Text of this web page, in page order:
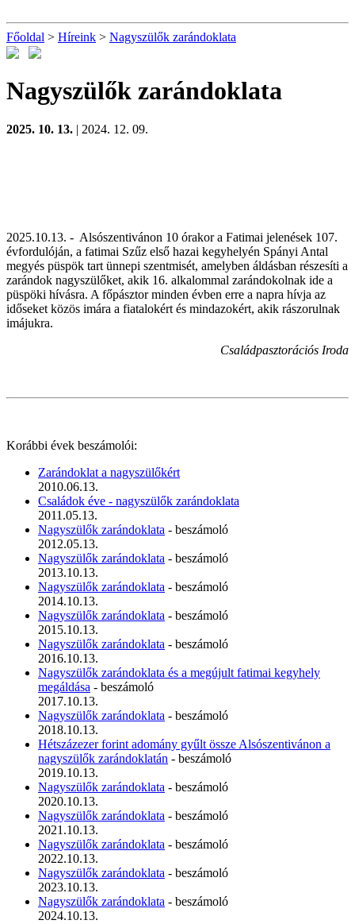
Főoldal > Híreink > Nagyszülők zarándoklata
Nagyszülők zarándoklata
2025. 10. 13. | 2024. 12. 09.
2025.10.13. - Alsószentivánon 10 órakor a Fatimai jelenések 107.
évfordulóján, a fatimai Szűz első hazai kegyhelyén Spányi Antal
megyés püspök tart ünnepi szentmisét, amelyben áldásban részesíti a
zarándok nagyszülőket, akik 16. alkalommal zarándokolnak ide a
püspöki hívásra. A főpásztor minden évben erre a napra hívja az
időseket közös imára a fiatalokért és mindazokért, akik rászorulnak
imájukra.
Családpasztorációs Iroda
Korábbi évek beszámolói:
Zarándoklat a nagyszülőkért
2010.06.13.
Családok éve - nagyszülők zarándoklata
2011.05.13.
Nagyszülők zarándoklata - beszámoló
2012.05.13.
Nagyszülők zarándoklata - beszámoló
2013.10.13.
Nagyszülők zarándoklata - beszámoló
2014.10.13.
Nagyszülők zarándoklata - beszámoló
2015.10.13.
Nagyszülők zarándoklata - beszámoló
2016.10.13.
Nagyszülők zarándoklata és a megújult fatimai kegyhely
megáldása - beszámoló
2017.10.13.
Nagyszülők zarándoklata - beszámoló
2018.10.13.
Hétszázezer forint adomány gyűlt össze Alsószentivánon a
nagyszülők zarándoklatán - beszámoló
2019.10.13.
Nagyszülők zarándoklata - beszámoló
2020.10.13.
Nagyszülők zarándoklata - beszámoló
2021.10.13.
Nagyszülők zarándoklata - beszámoló
2022.10.13.
Nagyszülők zarándoklata - beszámoló
2023.10.13.
Nagyszülők zarándoklata - beszámoló
2024.10.13.